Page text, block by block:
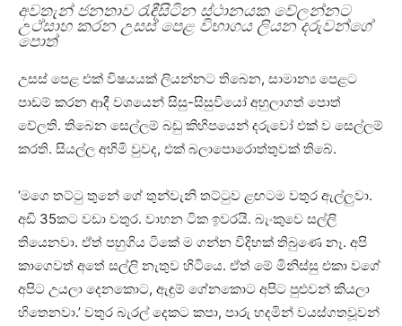
අවතැන් ජනතාව රැඳීසිටින ස්ථානයක වේලන්නට
උථ්සාහ කරන උසස් පෙළ විභාගය ලියන දරුවන්ගේ
පොත්
උසස් පෙළ එක් විෂයයක් ලියන්නට තිබෙන, සාමාන්‍ය පෙළට
පාඩම් කරන ආදී වශයෙන් සිසු-සිසුවියෝ අහුලාගත් පොත්
වේලති. තිබෙන සෙල්ලම් බඩු කිහිපයෙන් දරුවෝ එක් ව සෙල්ලම්
කරති. සියල්ල අහිමි වුවද, එක් බලාපොරොත්තුවක් තිබේ.
‘මගෙ තට්ටු තුනේ ගේ තුන්වැනි තට්ටුව ළඟටම වතුර ඇල්ලුවා.
අඩි 35කට වඩා වතුර. වාහන ටික ඉවරයි. බැංකුවෙ සල්ලි
තියෙනවා. ඒත් පහුගිය ටිකේ ම ගන්න විදිහක් තිබුණෙ නෑ. අපි
කාගෙවත් අතේ සල්ලි නැතුව හිටියෙ. ඒත් මේ මිනිස්සු එකා වගේ
අපිට උයලා දෙනකොට, ඇඳුම් ගේනකොට අපිට පුළුවන් කියලා
හිතෙනවා.’ වතුර බැරල් දෙකට කපා, පාරු හදමින් වයස්ගතවූවන්